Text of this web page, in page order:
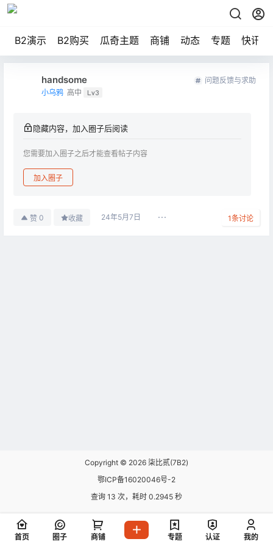
B2演示 B2购买 瓜奇主题 商铺 动态 专题 快讯
handsome
小乌鸦 高中 Lv3
问题反馈与求助
隐藏内容，加入圈子后阅读
您需要加入圈子之后才能查看帖子内容
加入圈子
赞 0 收藏 24年5月7日 1条讨论
Copyright © 2026 柒比贰(7B2)
鄂ICP备16020046号-2
查询 13 次，耗时 0.2945 秒
首页 圈子 商铺 专题 认证 我的